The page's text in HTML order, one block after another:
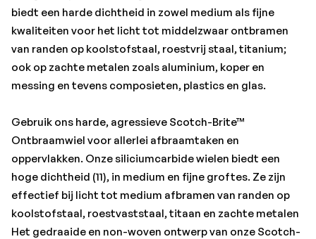
gedurende de volledige levensduur van het wiel. Onze
wielen zijn hard en duurzaam, waardoor zij ideaal zijn
voor het afbramen van geperste of laser gesneden
onderdelen, reinigen of finishen na het bandschuren,
waardoor er minder groeven in het basismateriaal
mogelijk geen verdere finishingstappen nodig zijn. Ze
gebruiken een extra scherpe siliciumcarbide
schuurkorrel, een synthetisch materiaal dat meestal
wordt gebruikt in toepassingen met weinig druk, zoals bij
finishen en voorbereiding van verflagen. Siliciumcarbide
breekt sneller af dan aluminiumoxide, en geeft een
fijnere finish. Het open webmateriaal blijft koel bij
biedt een harde dichtheid in zowel medium als fijne
kwaliteiten voor het licht tot middelzwaar ontbramen
van randen op koolstofstaal, roestvrij staal, titanium;
ook op zachte metalen zoals aluminium, koper en
messing en tevens composieten, plastics en glas.
Gebruik ons harde, agressieve Scotch-Brite™
Ontbraamwiel voor allerlei afbraamtaken en
oppervlakken. Onze siliciumcarbide wielen biedt een
hoge dichtheid (11), in medium en fijne groftes. Ze zijn
effectief bij licht tot medium afbramen van randen op
koolstofstaal, roestvaststaal, titaan en zachte metalen
Het gedraaide en non-woven ontwerp van onze Scotch-